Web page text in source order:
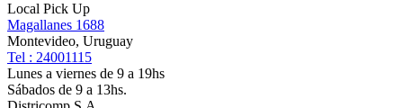
Local Pick Up
Magallanes 1688
Montevideo, Uruguay
Tel : 24001115
Lunes a viernes de 9 a 19hs
Sábados de 9 a 13hs.